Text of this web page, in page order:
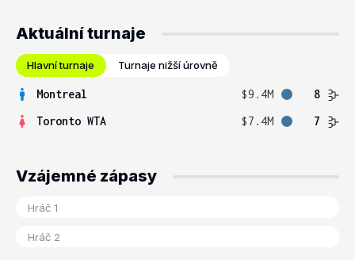
Aktuální turnaje
Hlavní turnaje Turnaje nižší úrovně
Montreal $9.4M
8
Toronto WTA
$7.4M 7
Vzájemné zápasy